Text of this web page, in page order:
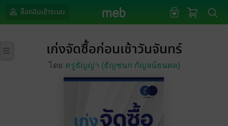
ล็อกอินเข้าระบบ
เก่งจัดซื้อก่อนเช้าวันจันทร์
โดย ครูธัญญ่า (ธัญชนก กัญจน์ธนดล)